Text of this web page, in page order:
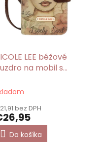
LEE béžové
na mobil s
bez DPH
Do košíka